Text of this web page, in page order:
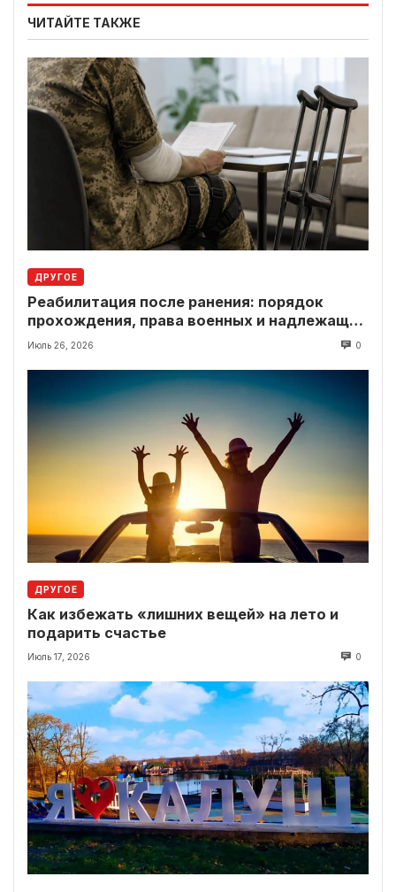
ЧИТАЙТЕ ТАКЖЕ
ДРУГОЕ
Реабилитация после ранения: порядок
прохождения, права военных и надлежащие
выплаты
Июль 26, 2026 0
ДРУГОЕ
Как избежать «лишних вещей» на лето и
подарить счастье
Июль 17, 2026 0